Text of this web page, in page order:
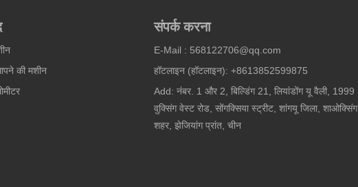
की मशीन
संपर्क करना
E-Mail : 568122706@qq.com
हॉटलाइन (हॉटलाइन): +8613852599875
Add: नंबर. 1 और 2, बिल्डिंग 21, लियांडोंग यू वैली, 1999
वुक्सिंग वेस्ट रोड, सोंगक्सिया स्ट्रीट, शांगयू जिला, शाओक्सिंग
शहर, झेजियांग प्रांत, चीन